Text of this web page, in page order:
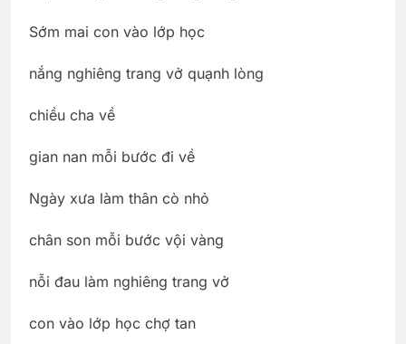
Sớm mai con vào lớp học
nắng nghiêng trang vở quạnh lòng
chiều cha về
gian nan mỗi bước đi về
Ngày xưa làm thân cò nhỏ
chân son mỗi bước vội vàng
nỗi đau làm nghiêng trang vở
con vào lớp học chợ tan